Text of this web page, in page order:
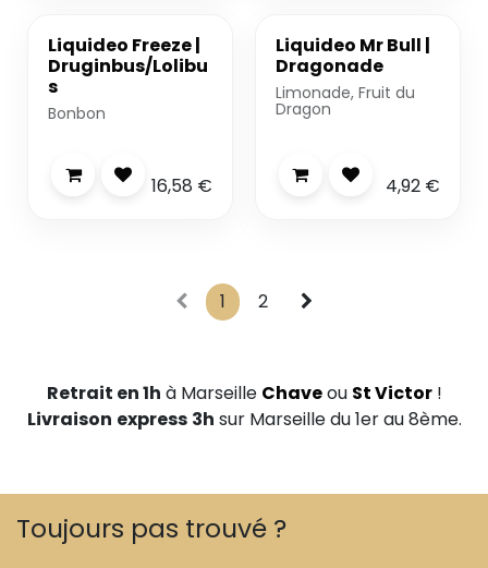
Liquideo Freeze |
Druginbus/Lolibu
s
Bonbon
16,58 €
-20%
Liquideo Mr Bull |
Dragonade
Limonade, Fruit du
Dragon
4,92€
1 2
Retrait en 1h à Marseille Chaveou St Victor!
Livraison express 3h sur Marseille du 1er au 8ème.
Toujours pas trouvé ?